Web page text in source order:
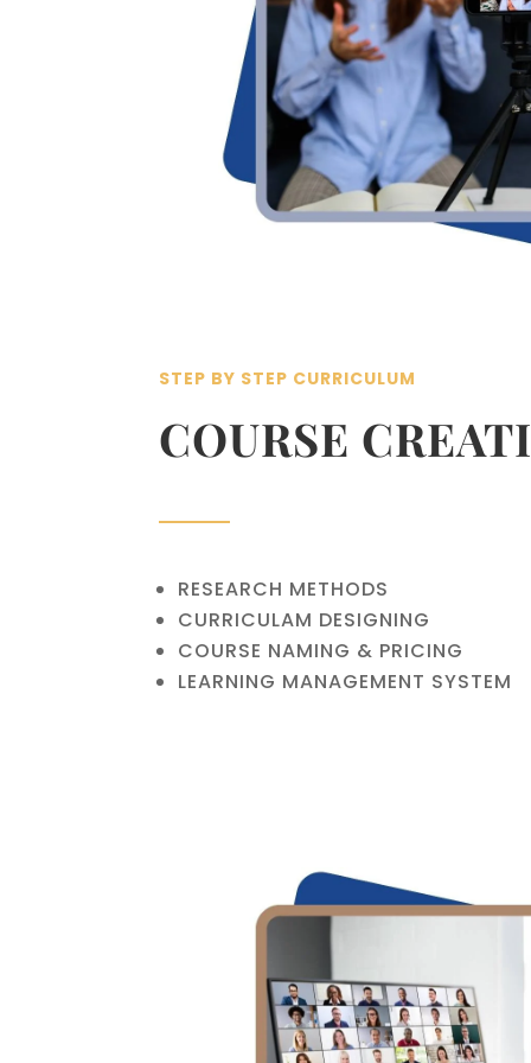
STEP BY STEP CURRICULUM
COURSE
RESEARCH METHODS
CURRICULAM DESIGNING
COURSE NAMING & PRICING
LEARNING MANAGEMENT SYSTEM